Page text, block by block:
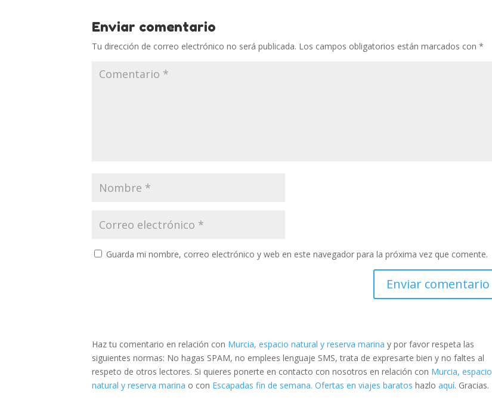
Enviar comentario
Tu dirección de correo electrónico no será publicada. Los campos obligatorios están marcados con*
Guarda mi nombre, correo electrónico y web en este navegador para la próxima vez que comente.
Haz tu comentario en relación con Murcia, espacio natural y reserva marina y por favor respeta las
siguientes normas: No hagas SPAM, no emplees lenguaje SMS, trata de expresarte bien y no faltes al
respeto de otros lectores. Si quieres ponerte en contacto con nosotros en relación con Murcia, espacio
natural y reserva marina o con Escapadas fin de semana. Ofertas en viajes baratos hazloaquí. Gracias.